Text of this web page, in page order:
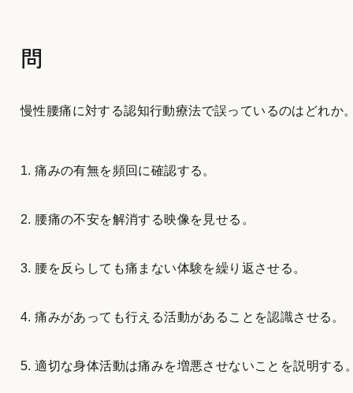
問
慢性腰痛に対する認知行動療法で誤っているのはどれか
1.痛みの有無を頻回に確認する。
2. 腰痛の不安を解消する映像を見せる。
3. 腰を反らしても痛まない体験を繰り返させる。
4.痛みがあっても行える活動があることを認識させる。
5.適切な身体活動は痛みを増悪させないことを説明する